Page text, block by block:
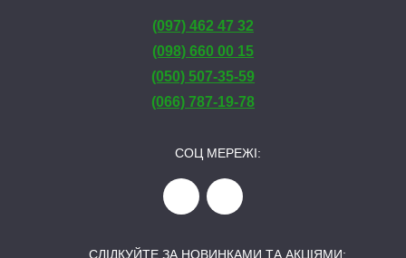
(097) 462 47 32
(098) 660 00 15
(050) 507-35-59
(066) 787-19-78
СОЦ МЕРЕЖІ:
СЛІДКУЙТЕ ЗА НОВИНКАМИ ТА АКЦІЯМИ: